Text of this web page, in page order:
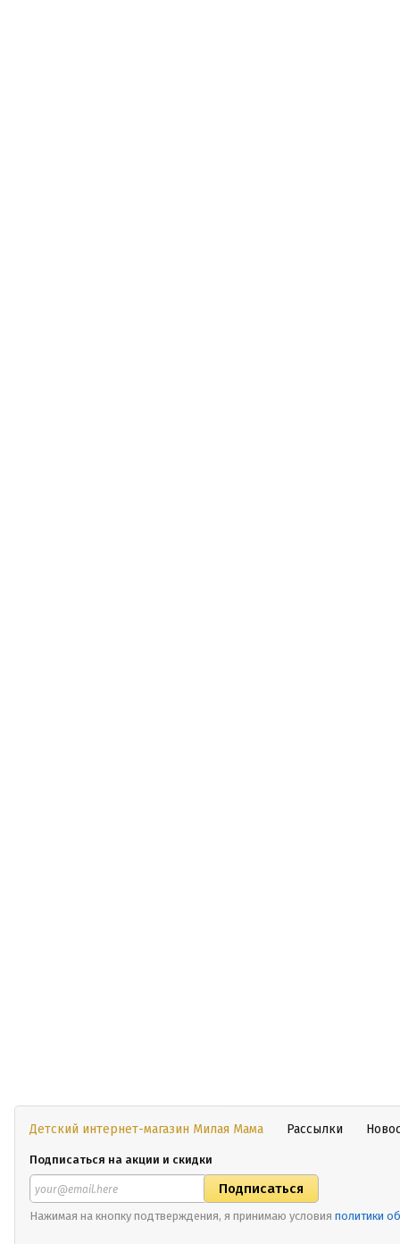
Детский интернет-магазин Милая Мама Рассылки
Подписаться на акции и скидки
Нажимая на кнопку подтверждения, я принимаю условия политики